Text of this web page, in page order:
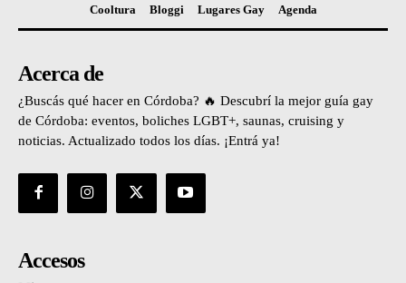
Cooltura
Bloggi Lugares Gay Agenda
Acerca de
¿Buscás qué hacer en Córdoba? 🔥 Descubrí la mejor guía gay
de Córdoba: eventos, boliches LGBT+, saunas, cruising y
noticias. Actualizado todos los días. ¡Entrá ya!
Accesos